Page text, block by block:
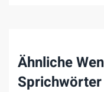
Ähnliche
Sprichwörter